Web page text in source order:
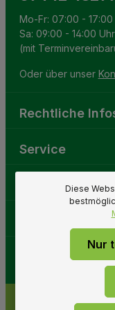
Mo-Fr: 07:00 - 17:00
Sa: 09:00 - 14:00 Uhr
(mit
Oder über unser
Rechtliche
Service
Gartenwelt
Diese
Nur